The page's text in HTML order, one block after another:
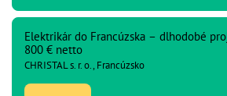
Elektrikár do Francúzska – dlhodobé
800 € netto
CHRISTAL s. r. o., Francúzsko